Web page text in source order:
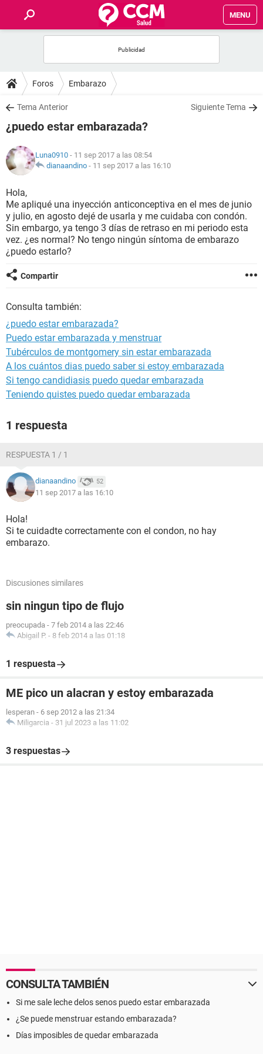
MENU
FOROS
SALUD
FAMILIA
NUTRICIÓN
BIENESTAR
SEXUALIDAD
GLOSARIO
Foros Embarazo
Tema Anterior Siguiente Tema
¿puedo estar embarazada?
Luna0910 - 11 sep 2017 a las 08:54
dianaandino - 11 sep 2017 a las 16:10
Hola,
Me apliqué una inyección anticonceptiva en el mes de junio
y julio, en agosto dejé de usarla y me cuidaba con condón.
Sin embargo, ya tengo 3 días de retraso en mi periodo esta
vez. ¿es normal? No tengo ningún síntoma de embarazo
¿puedo estarlo?
Compartir
Consulta también:
¿puedo estar embarazada?
Puedo estar embarazada y menstruar
Tubérculos de montgomery sin estar embarazada
A los cuántos dias puedo saber si estoy embarazada
Si tengo candidiasis puedo quedar embarazada
Teniendo quistes puedo quedar embarazada
1 respuesta
RESPUESTA 1 / 1
dianaandino 52
11 sep 2017 a las 16:10
Hola!
Si te cuidadte correctamente con el condon, no hay
embarazo.
Discusiones similares
sin ningun tipo de flujo
preocupada - 7 feb 2014 a las 22:46
Abigail P. - 8 feb 2014 a las 01:18
1 respuesta
ME pico un alacran y estoy embarazada
lesperan - 6 sep 2012 a las 21:34
Miligarcia - 31 jul 2023 a las 11:02
3 respuestas
CONSULTA TAMBIÉN
Si me sale leche delos senos puedo estar embarazada
¿Se puede menstruar estando embarazada?
Días imposibles de quedar embarazada